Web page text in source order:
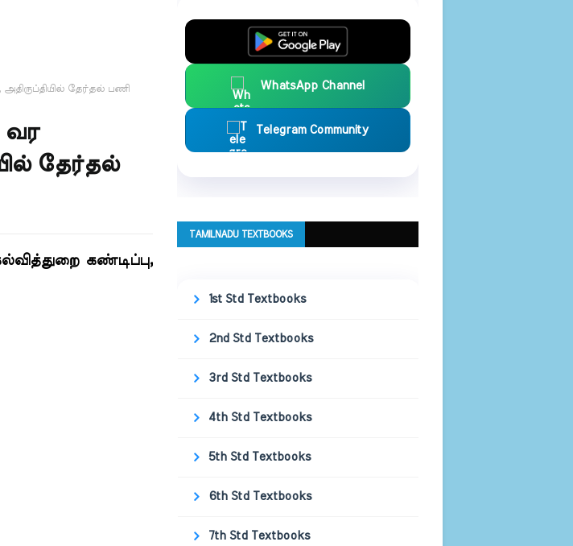
அதிருப்தியில் தேர்தல் பணி
வர
தேர்தல்
கண்டிப்பு,
WhatsApp Channel
Telegram Community
TAMILNADU TEXTBOOKS
1st Std Textbooks
2nd Std Textbooks
3rd Std Textbooks
4th Std Textbooks
5th Std Textbooks
6th Std Textbooks
7th Std Textbooks